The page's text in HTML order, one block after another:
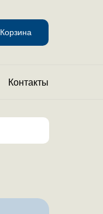
Контакты
Корзина